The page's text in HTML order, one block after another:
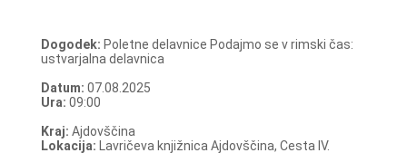
Dogodek: Poletne delavnice Podajmo se v rimski čas:
ustvarjalna delavnica
Datum: 07.08.2025
Ura: 09:00
Kraj: Ajdovščina
Lokacija: Lavričeva knjižnica Ajdovščina, Cesta IV.